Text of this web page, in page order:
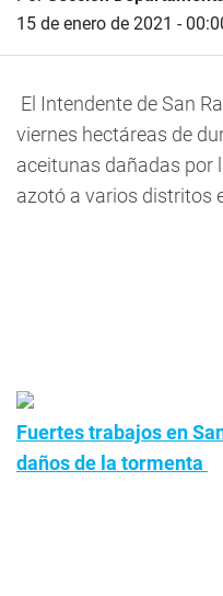
15 de enero de 2021 -
El Intendente de San
viernes hectáreas de
aceitunas dañadas por
azotó a varios distritos
Fuertes trabajos en
daños de la tormenta